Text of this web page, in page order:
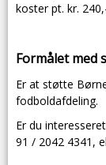
koster pt. kr.
Formålet med
Er at støtte
fodboldafdeling.
Er du
91 / 2042 4341,